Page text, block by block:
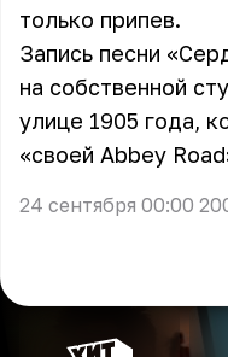
только припев.
Запись песни
на собственной
улице 1905 года,
«своей Abbey
24 сентября 00:00